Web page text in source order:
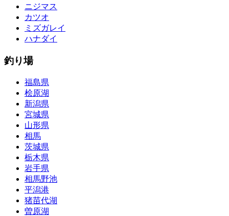
ニジマス
カツオ
ミズガレイ
ハナダイ
釣り場
福島県
桧原湖
新潟県
宮城県
山形県
相馬
茨城県
栃木県
岩手県
相馬野池
平潟港
猪苗代湖
曽原湖